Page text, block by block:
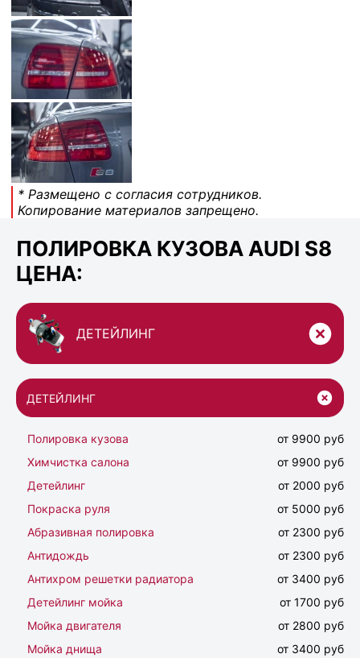
* Размещено с согласия сотрудников.
Копирование материалов запрещено.
ПОЛИРОВКА КУЗОВА AUDI S8
ЦЕНА:
ДЕТЕЙЛИНГ
ДЕТЕЙЛИНГ
Полировка кузова
от 9900 руб
Химчистка салона
от 9900 руб
Детейлинг
от 2000 руб
Покраска руля
от 5000 руб
Абразивная полировка
от 2300 руб
Антидождь
от 2300 руб
Антихром решетки радиатора
от 3400 руб
Детейлинг мойка
от 1700 руб
Мойка двигателя
от 2800 руб
Мойка днища
от 3400 руб